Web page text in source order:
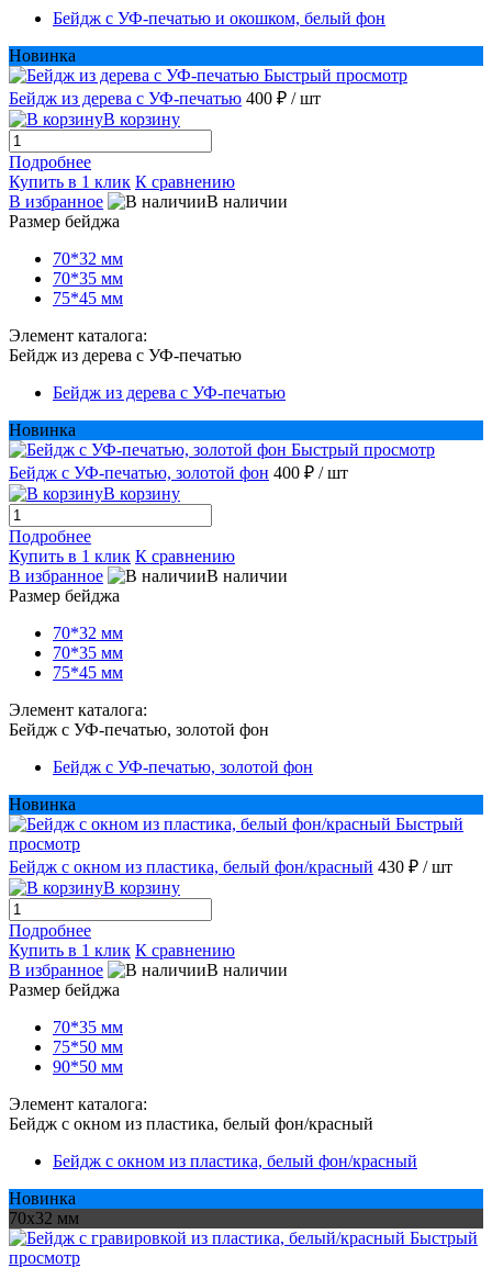
Бейдж с УФ-печатью и окошком, белый фон
Новинка
Быстрый просмотр
Бейдж из дерева с УФ-печатью 400 ₽ / шт
В корзину
Подробнее
Купить в 1 клик К сравнению
В избранное
В наличии
Размер бейджа
70*32 мм
70*35 мм
75*45 мм
Элемент каталога:
Бейдж из дерева с УФ-печатью
Бейдж из дерева с УФ-печатью
Новинка
Быстрый просмотр
Бейдж с УФ-печатью, золотой фон 400 ₽ / шт
В корзину
Подробнее
Купить в 1 клик К сравнению
В избранное
В наличии
Размер бейджа
70*32 мм
70*35 мм
75*45 мм
Элемент каталога:
Бейдж с УФ-печатью, золотой фон
Бейдж с УФ-печатью, золотой фон
Новинка
Быстрый
просмотр
Бейдж с окном из пластика, белый фон/красный 430 ₽ / шт
В корзину
Подробнее
Купить в 1 клик К сравнению
В избранное
В наличии
Размер бейджа
70*35 мм
75*50 мм
90*50 мм
Элемент каталога:
Бейдж с окном из пластика, белый фон/красный
Бейдж с окном из пластика, белый фон/красный
Новинка
70x32 мм
Быстрый
просмотр